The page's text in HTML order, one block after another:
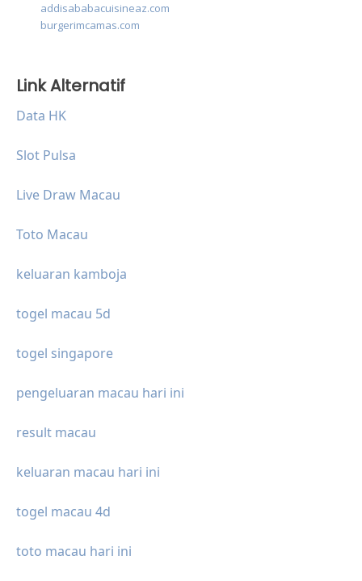
addisababacuisineaz.com
burgerimcamas.com
Link Alternatif
Data HK
Slot Pulsa
Live Draw Macau
Toto Macau
keluaran kamboja
togel macau 5d
togel singapore
pengeluaran macau hari ini
result macau
keluaran macau hari ini
togel macau 4d
toto macau hari ini